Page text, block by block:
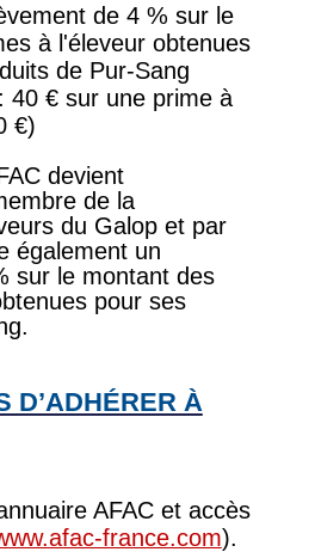
de 4 % sur le
à l'éleveur obtenues
de Pur-Sang
40 € sur une prime à
€)
devient
de la
du Galop et par
également un
sur le montant des
pour ses
D’ADHÉRER À
AFAC et accès
france.com).